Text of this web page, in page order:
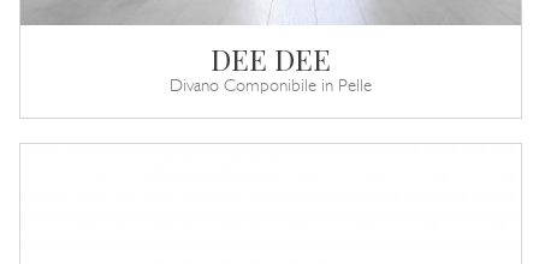
DEE DEE
Divano Componibile in Pelle